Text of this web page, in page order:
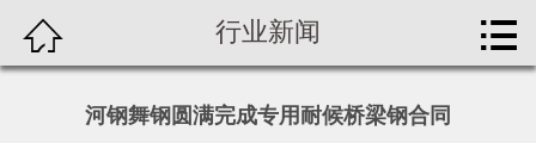
 行业新闻
分

河钢舞钢圆满完成专用耐候桥梁钢合同